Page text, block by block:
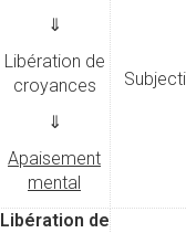
⇓
Libération de
croyances
⇓
Apaisement
mental
Libération de